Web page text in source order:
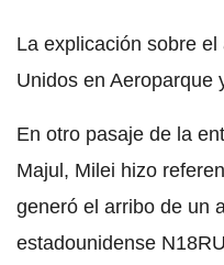
La explicación sobre
Unidos en Aeroparque
En otro pasaje de la
Majul, Milei hizo
generó el arribo de un
estadounidense